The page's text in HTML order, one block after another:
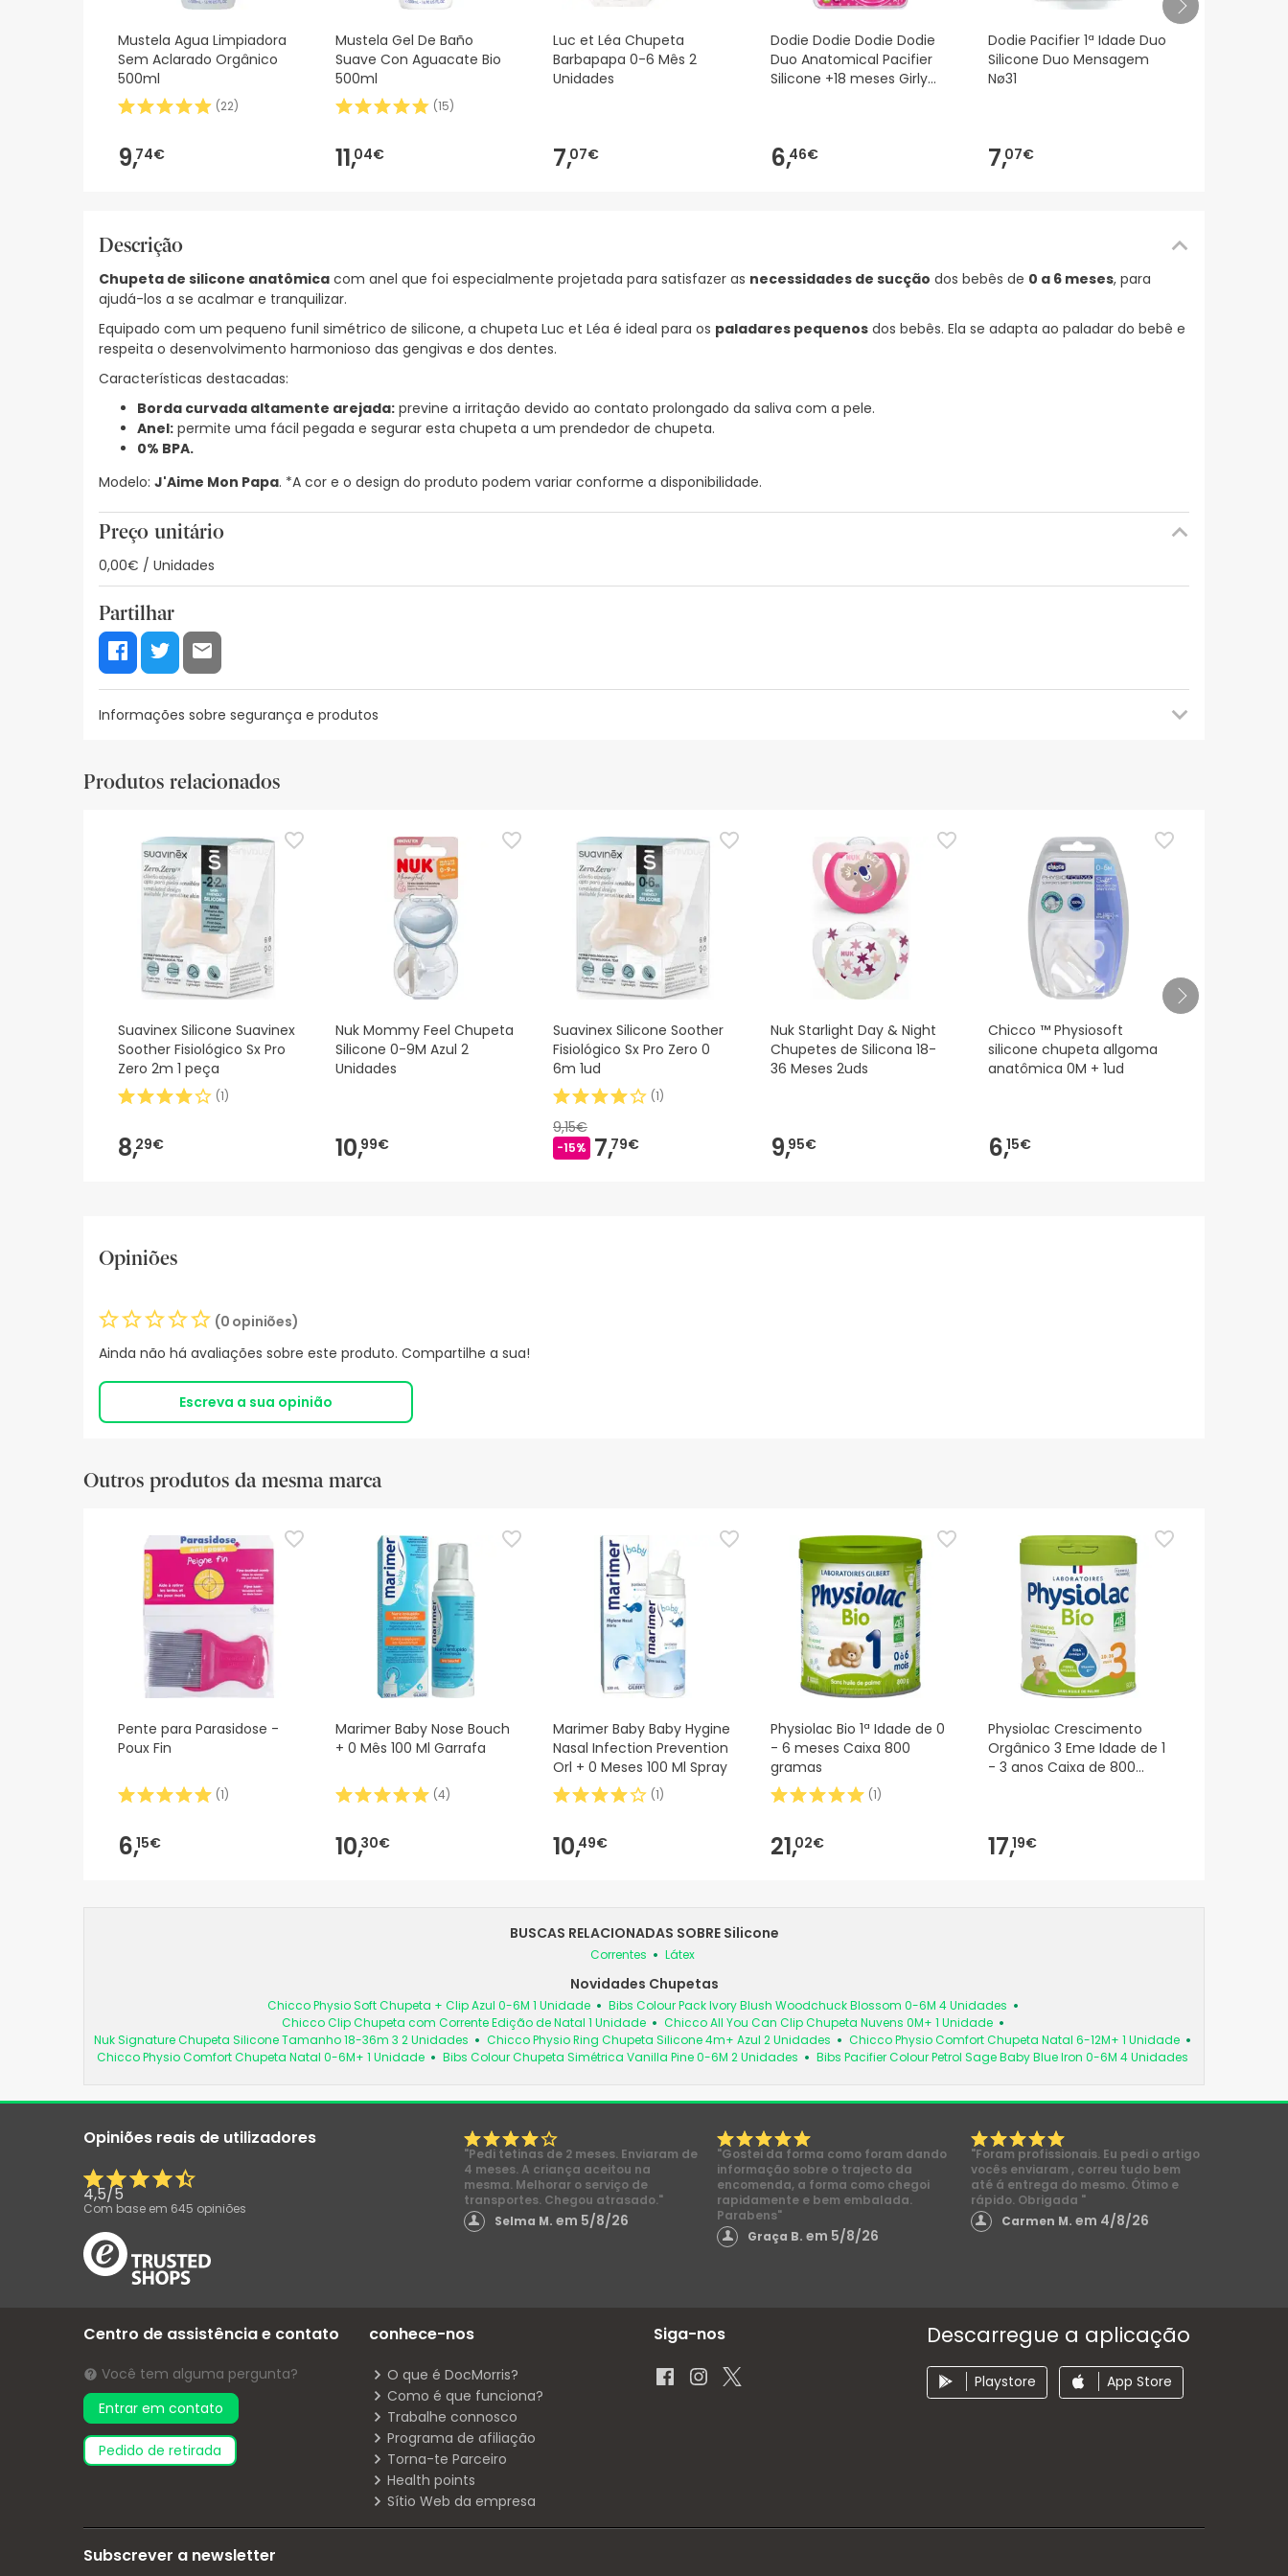
Mustela Agua Limpiadora
Sem Aclarado Orgânico
500ml
(22)
9,74€
Mustela Gel De Baño
Suave Con Aguacate Bio
500ml
(15)
11,04€
Luc et Léa Chupeta
Barbapapa 0-6 Mês 2
Unidades
7,07€
Dodie Dodie Dodie Dodie
Duo Anatomical Pacifier
Silicone +18 meses Girly
6,46€
Dodie Pacifier 1ª Idade Duo
Silicone Duo Mensagem
Nø31
7,07€
Descrição
Chupeta de silicone anatômica com anel que foi especialmente projetada para satisfazer as necessidades de sucção dos bebês de 0 a 6 meses, para
ajudá-los a se acalmar e tranquilizar.
Equipado com um pequeno funil simétrico de silicone, a chupeta Luc et Léa é ideal para os paladares pequenos dos bebês. Ela se adapta ao paladar do bebê e
respeita o desenvolvimento harmonioso das gengivas e dos dentes.
Características destacadas:
Borda curvada altamente arejada: previne a irritação devido ao contato prolongado da saliva com a pele.
Anel: permite uma fácil pegada e segurar esta chupeta a um prendedor de chupeta.
0% BPA.
Modelo: J'Aime Mon Papa. *A cor e o design do produto podem variar conforme a disponibilidade.
Preço unitário
0,00€ / Unidades
Partilhar
Informações sobre segurança e produtos
Recursos de segurança visual
De momento, não dispomos de imagens de segurança para este produto, mas estamos a trabalhar nisso. Recomendamos que voltes mais tarde para veres as
actualizações. Entretanto, recomendamos que leias as informações de segurança que acompanham o produto antes de o utilizares. Se tiveres alguma dúvida
sobre segurança, não hesites em contactar-nos. Além disso, se desejares, também podes devolver o produto seguindo os
nossos termos e condições.
Produtos relacionados
Suavinex Silicone Suavinex
Soother Fisiológico Sx Pro
Zero 2m 1 peça
(1)
8,29€
Nuk Mommy Feel Chupeta
Silicone 0-9M Azul 2
Unidades
10,99€
Suavinex Silicone Soother
Fisiológico Sx Pro Zero 0
6m 1ud
(1)
9,15€
-15% 7,79€
Nuk Starlight Day & Night
Chupetes de Silicona 18-
36 Meses 2uds
9,95€
Chicco ™ Physiosoft
silicone chupeta allgoma
anatômica 0M + 1ud
6,15€
Opiniões
(0 opiniões)
Ainda não há avaliações sobre este produto. Compartilhe a sua!
Escreva a sua opinião
Outros produtos da mesma marca
Pente para Parasidose -
Poux Fin
(1)
6,15€
Marimer Baby Nose Bouch
+ 0 Mês 100 Ml Garrafa
(4)
10,30€
Marimer Baby Baby Hygine
Nasal Infection Prevention
Orl + 0 Meses 100 Ml Spray
(1)
10,49€
Physiolac Bio 1ª Idade de 0
- 6 meses Caixa 800
gramas
(1)
21,02€
Physiolac Crescimento
Orgânico 3 Eme Idade de 1
- 3 anos Caixa de 800
17,19€
BUSCAS RELACIONADAS SOBRE Silicone
Correntes Látex
Novidades Chupetas
Chicco Physio Soft Chupeta + Clip Azul 0-6M 1 Unidade
Bibs Colour Pack Ivory Blush Woodchuck Blossom 0-6M 4 Unidades
Chicco Clip Chupeta com Corrente Edição de Natal 1 Unidade
Chicco All You Can Clip Chupeta Nuvens 0M+ 1 Unidade
Nuk Signature Chupeta Silicone Tamanho 18-36m 3 2 Unidades
Chicco Physio Ring Chupeta Silicone 4m+ Azul 2 Unidades
Chicco Physio Comfort Chupeta Natal 6-12M+ 1 Unidade
Chicco Physio Comfort Chupeta Natal 0-6M+ 1 Unidade
Bibs Colour Chupeta Simétrica Vanilla Pine 0-6M 2 Unidades Bibs Pacifier Colour Petrol Sage Baby Blue Iron 0-6M 4 Unidades
Opiniões reais de utilizadores
4,5/5
Com base em 645 opiniões
"Pedi tetinas de 2 meses. Enviaram de
4 meses. A criança aceitou na
mesma. Melhorar o serviço de
transportes. Chegou atrasado."
Selma M. em 5/8/26
"Gostei da forma como foram dando
informação sobre o trajecto da
encomenda, a forma como chegoi
rapidamente e bem embalada.
Parabens"
Graça B.em 5/8/26
"Foram profissionais. Eu pedi o artigo
vocês enviaram , correu tudo bem
até á entrega do mesmo. Ótimo e
rápido. Obrigada "
Carmen M. em 4/8/26
Centro de assistência e contato
Você tem alguma pergunta?
Entrar em contato
pedido de retirada
conhece-nos
O que é DocMorris?
Como é que funciona?
Trabalhe connosco
Programa de afiliação
Torna-te Parceiro
Health points
Sítio Web da empresa
Siga-nos Descarregue a aplicação
Playstore App Store
Subscrever a newsletter